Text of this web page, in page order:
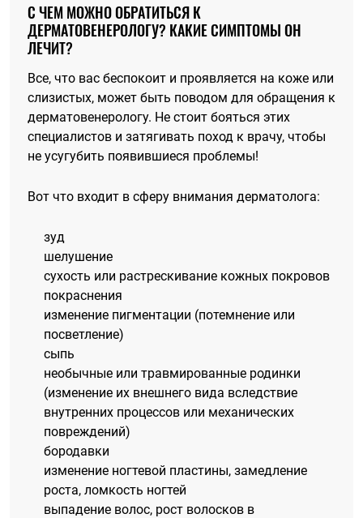
С ЧЕМ МОЖНО ОБРАТИТЬСЯ К
ДЕРМАТОВЕНЕРОЛОГУ? КАКИЕ СИМПТОМЫ ОН
ЛЕЧИТ?
Все, что вас беспокоит и проявляется на коже или
слизистых, может быть поводом для обращения к
дерматовенерологу. Не стоит бояться этих
специалистов и затягивать поход к врачу, чтобы
не усугубить появившиеся проблемы!
Вот что входит в сферу внимания дерматолога:
зуд
шелушение
сухость или растрескивание кожных покровов
покраснения
изменение пигментации (потемнение или
посветление)
сыпь
необычные или травмированные родинки
(изменение их внешнего вида вследствие
внутренних процессов или механических
повреждений)
бородавки
изменение ногтевой пластины, замедление
роста, ломкость ногтей
выпадение волос, рост волосков в